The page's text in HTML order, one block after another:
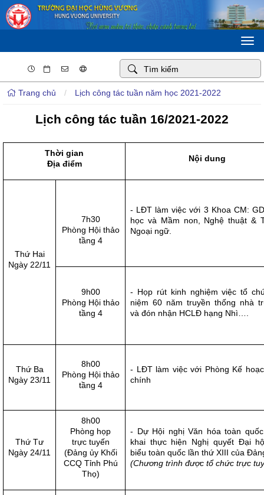
Trang chủ / Lịch công tác tuần năm học 2021-2022
Lịch công tác tuần 16/2021-2022
Thời gian
Địa điểm
Nội dung
Thứ Hai
Ngày 22/11
7h30
Phòng Hội thảo
tầng 4
- LĐT làm việc với 3 Khoa CM:
học và Mầm non, Nghệ thuật &
Ngoại ngữ.
9h00
Phòng Hội thảo
tầng 4
- Họp rút kinh nghiệm việc tổ
niệm 60 năm truyền thống nhà
và đón nhận HCLĐ hạng Nhì….
Thứ Ba
Ngày 23/11
8h00
Phòng Hội thảo
tầng 4
- LĐT làm việc với Phòng Kế
chính
Thứ Tư­
Ngày 24/11
8h00
Phòng họp
trực tuyến
(Đảng ủy Khối
CCQ Tỉnh Phú
Thọ)
- Dự Hội nghị Văn hóa toàn
khai thực hiện Nghị quyết Đại
biểu toàn quốc lần thứ XIII của
(Chương trình được tổ chức trực